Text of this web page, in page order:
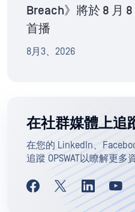
Breach》將於 8 月
首播
8月3、2026
在社群媒體上追
在您的 LinkedIn、
追蹤 OPSWAT以瞭解更多